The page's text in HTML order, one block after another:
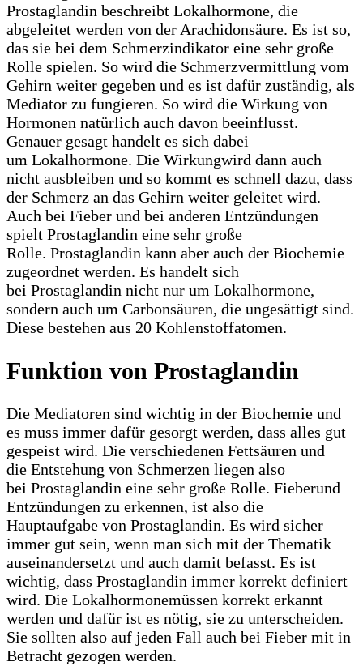
Prostaglandin beschreibt Lokalhormone, die
abgeleitet werden von der Arachidonsäure. Es ist so,
das sie bei dem Schmerzindikator eine sehr große
Rolle spielen. So wird die Schmerzvermittlung vom
Gehirn weiter gegeben und es ist dafür zuständig, als
Mediator zu fungieren. So wird die Wirkung von
Hormonen natürlich auch davon beeinflusst.
Genauer gesagt handelt es sich dabei
um Lokalhormone. Die Wirkungwird dann auch
nicht ausbleiben und so kommt es schnell dazu, dass
der Schmerz an das Gehirn weiter geleitet wird.
Auch bei Fieber und bei anderen Entzündungen
spielt Prostaglandin eine sehr große
Rolle. Prostaglandin kann aber auch der Biochemie
zugeordnet werden. Es handelt sich
bei Prostaglandin nicht nur um Lokalhormone,
sondern auch um Carbonsäuren, die ungesättigt sind.
Diese bestehen aus 20 Kohlenstoffatomen.
Funktion von Prostaglandin
Die Mediatoren sind wichtig in der Biochemie und
es muss immer dafür gesorgt werden, dass alles gut
gespeist wird. Die verschiedenen Fettsäuren und
die Entstehung von Schmerzen liegen also
bei Prostaglandin eine sehr große Rolle. Fieberund
Entzündungen zu erkennen, ist also die
Hauptaufgabe von Prostaglandin. Es wird sicher
immer gut sein, wenn man sich mit der Thematik
auseinandersetzt und auch damit befasst. Es ist
wichtig, dass Prostaglandin immer korrekt definiert
wird. Die Lokalhormonemüssen korrekt erkannt
werden und dafür ist es nötig, sie zu unterscheiden.
Sie sollten also auf jeden Fall auch bei Fieber mit in
Betracht gezogen werden.